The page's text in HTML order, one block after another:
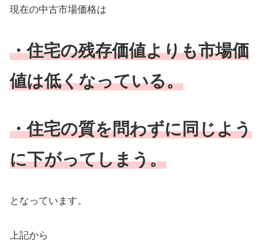
現在の中古市場価格は
・住宅の残存価値よりも市場価
値は低くなっている。
・住宅の質を問わずに同じよう
に下がってしまう。
となっています。
上記から